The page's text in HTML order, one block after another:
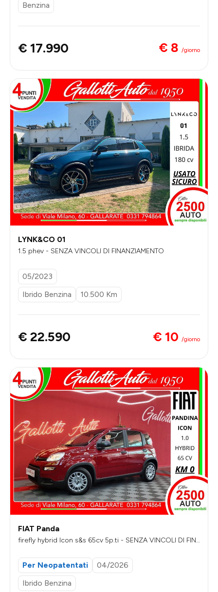
Benzina
€ 17.990 € 8 /giorno
LYNK&CO 01
1.5 phev - SENZA VINCOLI DI FINANZIAMENTO
05/2023
Ibrido Benzina
10.500 Km
€ 22.590 € 10 /giorno
FIAT Panda
firefly hybrid Icon s&s 65cv 5p.ti - SENZA VINCOLI DI FIN
Per Neopatentati
04/2026
Ibrido Benzina